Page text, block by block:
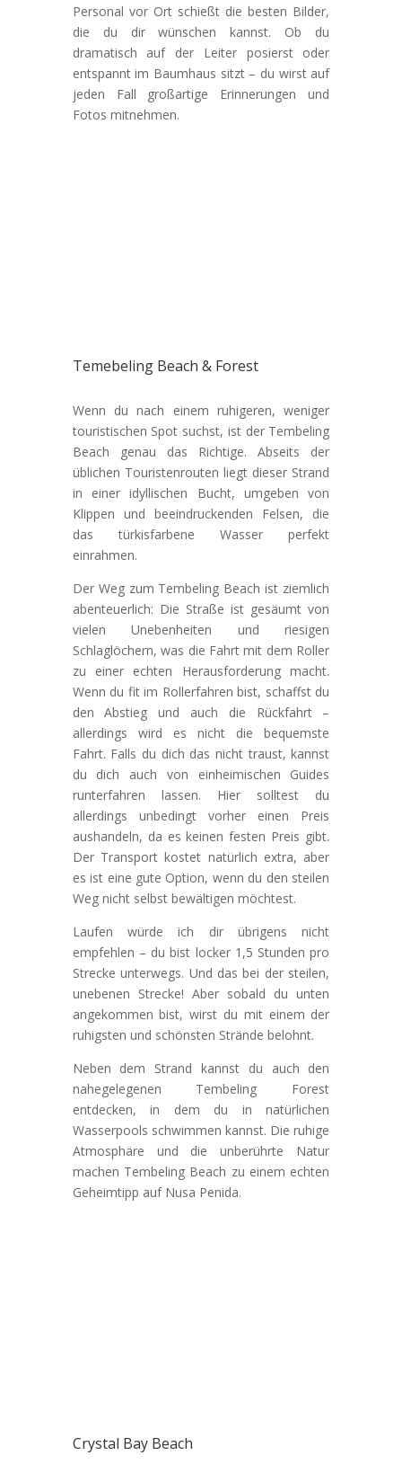
Personal vor Ort schießt die besten Bilder,
die du dir wünschen kannst. Ob du
dramatisch auf der Leiter posierst oder
entspannt im Baumhaus sitzt – du wirst auf
jeden Fall großartige Erinnerungen und
Fotos mitnehmen.
Temebeling Beach & Forest
Wenn du nach einem ruhigeren, weniger
touristischen Spot suchst, ist der Tembeling
Beach genau das Richtige. Abseits der
üblichen Touristenrouten liegt dieser Strand
in einer idyllischen Bucht, umgeben von
Klippen und beeindruckenden Felsen, die
das türkisfarbene Wasser perfekt
einrahmen.
Der Weg zum Tembeling Beach ist ziemlich
abenteuerlich: Die Straße ist gesäumt von
vielen Unebenheiten und riesigen
Schlaglöchern, was die Fahrt mit dem Roller
zu einer echten Herausforderung macht.
Wenn du fit im Rollerfahren bist, schaffst du
den Abstieg und auch die Rückfahrt –
allerdings wird es nicht die bequemste
Fahrt. Falls du dich das nicht traust, kannst
du dich auch von einheimischen Guides
runterfahren lassen. Hier solltest du
allerdings unbedingt vorher einen Preis
aushandeln, da es keinen festen Preis gibt.
Der Transport kostet natürlich extra, aber
es ist eine gute Option, wenn du den steilen
Weg nicht selbst bewältigen möchtest.
Laufen würde ich dir übrigens nicht
empfehlen – du bist locker 1,5 Stunden pro
Strecke unterwegs. Und das bei der steilen,
unebenen Strecke! Aber sobald du unten
angekommen bist, wirst du mit einem der
ruhigsten und schönsten Strände belohnt.
Neben dem Strand kannst du auch den
nahegelegenen Tembeling Forest
entdecken, in dem du in natürlichen
Wasserpools schwimmen kannst. Die ruhige
Atmosphäre und die unberührte Natur
machen Tembeling Beach zu einem echten
Geheimtipp auf Nusa Penida.
Crystal Bay Beach